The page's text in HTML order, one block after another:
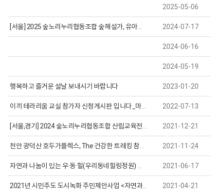
2025-05-06
[서울] 2025 숲노리누리협동조합 숲해설가, 유아숲지도사 모집 2024-07-17
2024-06-16
2024-05-19
행복하고 즐거운 설날 보내시기 바랍니다 2023-01-20
이끼 테라리움 교실 참가자 신청게시판 입니다_마감되었습니다 2022-07-13
2021-12-21
2021-11-24
2021-06-17
2021-04-21